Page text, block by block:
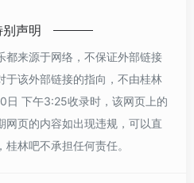
别声明
都来源于网络，不保证外部链接
于该外部链接的指向，不由桂林
日 下午3:25收录时，该网页上的
网页的内容如出现违规，可以直
林吧不承担任何责任。